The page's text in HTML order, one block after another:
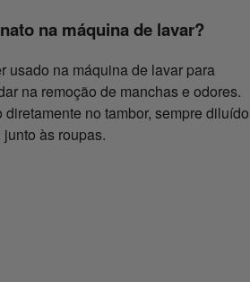
na máquina de lavar?
usado na máquina de lavar para
na remoção de manchas e odores.
no tambor, sempre diluído
às roupas.